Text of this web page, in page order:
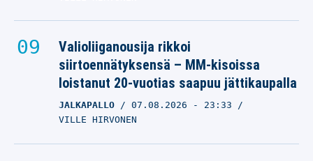
Valioliiganousija rikkoi
siirtoennätyksensä – MM-kisoissa
loistanut 20-vuotias saapuu jättikaupalla
JALKAPALLO 07.08.2026 - 23:33
VILLE HIRVONEN